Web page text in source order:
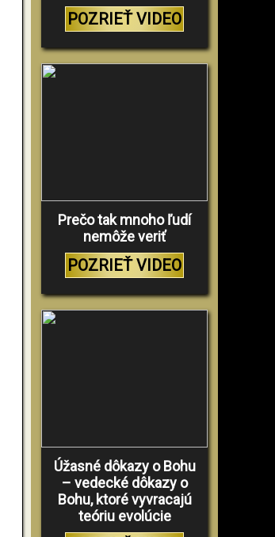
POZRIEŤ VIDEO
Prečo tak mnoho ľudí
nemôže veriť
POZRIEŤ VIDEO
Úžasné dôkazy o Bohu
– vedecké dôkazy o
Bohu, ktoré vyvracajú
teóriu evolúcie